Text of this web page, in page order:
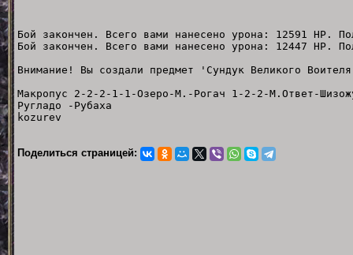
Бой закончен. Всего вами нанесено урона: 12591 HP.
Бой закончен. Всего вами нанесено урона: 12447 HP.
Внимание! Вы создали предмет 'Сундук Великого
Макропус 2-2-2-1-1-Озеро-М.-Рогач 1-2-2-М.Ответ-
Ругладо -Рубаха
kozurev
Поделиться страницей: